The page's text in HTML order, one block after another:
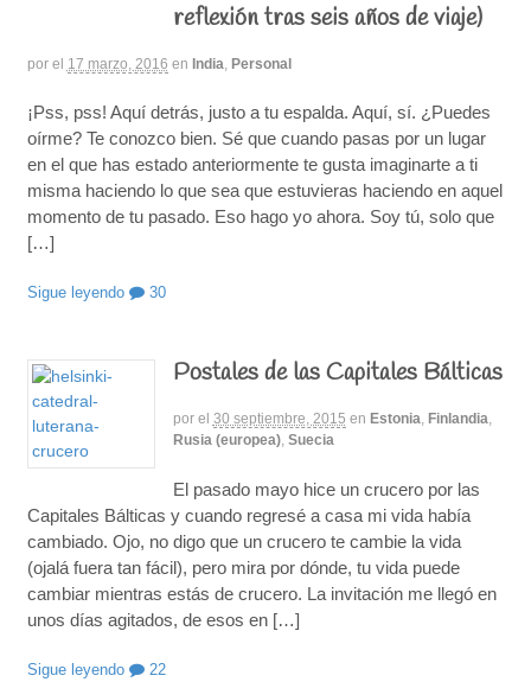
reflexión tras seis años de viaje)
por el 17 marzo, 2016 en India Personal
¡Pss, pss! Aquí detrás, justo a tu espalda. Aquí, sí. ¿Puedes
oírme? Te conozco bien. Sé que cuando pasas por un lugar
en el que has estado anteriormente te gusta imaginarte a ti
misma haciendo lo que sea que estuvieras haciendo en aquel
momento de tu pasado. Eso hago yo ahora. Soy tú, solo que
[…]
Sigue leyendo 30
Postales de las Capitales Bálticas
por el 30 septiembre, 2015 en Estonia, Finlandia,
Rusia (europea), Suecia
El pasado mayo hice un crucero por las
Capitales Bálticas y cuando regresé a casa mi vida había
cambiado. Ojo, no digo que un crucero te cambie la vida
(ojalá fuera tan fácil), pero mira por dónde, tu vida puede
cambiar mientras estás de crucero. La invitación me llegó en
unos días agitados, de esos en […]
Sigue leyendo 22